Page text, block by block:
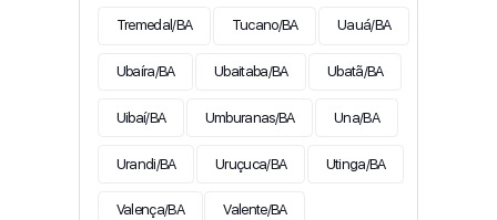
Tremedal/BA Tucano/BA Uauá/BA
Ubaíra/BA Ubaitaba/BA Ubatã/BA
Uibaí/BA Umburanas/BA Una/BA
Urandi/BA Uruçuca/BA Utinga/BA
Valença/BA Valente/BA